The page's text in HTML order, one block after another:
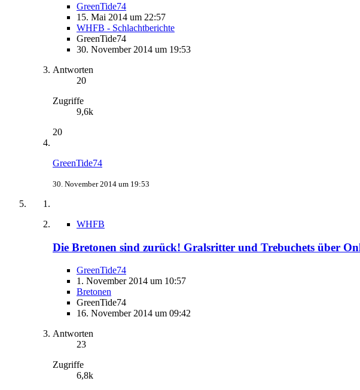
GreenTide74
15. Mai 2014 um 22:57
WHFB - Schlachtberichte
GreenTide74
30. November 2014 um 19:53
Antworten
20
Zugriffe
9,6k
20
GreenTide74
30. November 2014 um 19:53
WHFB
Die Bretonen sind zurück! Gralsritter und Trebuchets über
GreenTide74
1. November 2014 um 10:57
Bretonen
GreenTide74
16. November 2014 um 09:42
Antworten
23
Zugriffe
6,8k